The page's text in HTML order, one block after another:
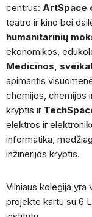
centrus: ArtSpace
teatro ir kino bei
humanitarinių
ekonomikos,
Medicinos,
apimantis
chemijos, chemijos
kryptis ir
elektros ir
informatika,
inžinerijos kryptis.
Vilniaus kolegija yra
projekte kartu su 6